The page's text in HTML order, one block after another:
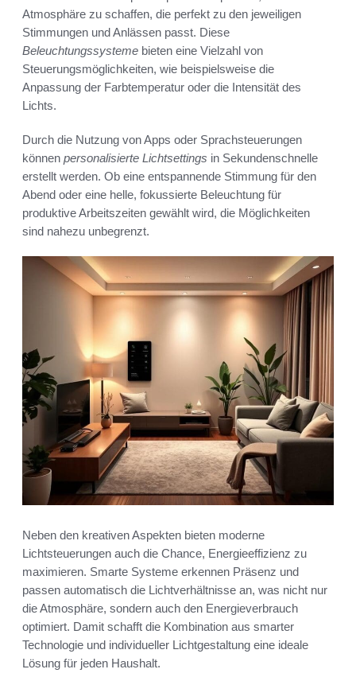
Atmosphäre zu schaffen, die perfekt zu den jeweiligen
Stimmungen und Anlässen passt. Diese
Beleuchtungssysteme bieten eine Vielzahl von
Steuerungsmöglichkeiten, wie beispielsweise die
Anpassung der Farbtemperatur oder die Intensität des
Lichts.
Durch die Nutzung von Apps oder Sprachsteuerungen
können personalisierte Lichtsettings in Sekundenschnelle
erstellt werden. Ob eine entspannende Stimmung für den
Abend oder eine helle, fokussierte Beleuchtung für
produktive Arbeitszeiten gewählt wird, die Möglichkeiten
sind nahezu unbegrenzt.
Neben den kreativen Aspekten bieten moderne
Lichtsteuerungen auch die Chance, Energieeffizienz zu
maximieren. Smarte Systeme erkennen Präsenz und
passen automatisch die Lichtverhältnisse an, was nicht nur
die Atmosphäre, sondern auch den Energieverbrauch
optimiert. Damit schafft die Kombination aus smarter
Technologie und individueller Lichtgestaltung eine ideale
Lösung für jeden Haushalt.